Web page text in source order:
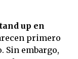
up en
primero
Sin embargo,